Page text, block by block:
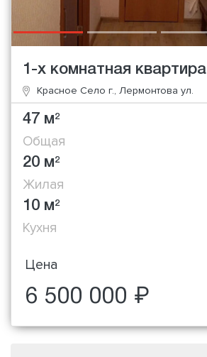
1-х комнатная квартира
Красное Село г., Лермонтова ул.
47 м2
Общая
20 м2
Жилая
10 м2
Кухня
Цена
6 500 000 ₽